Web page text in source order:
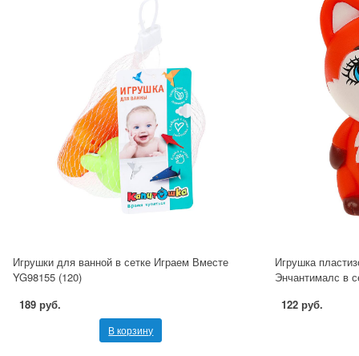
Игрушки для ванной в сетке Играем Вместе
YG98155 (120)
189 руб.
В корзину
Игрушка
Энчантималс в
122 руб.